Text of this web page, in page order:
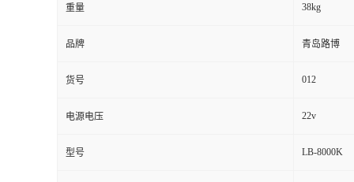
重量 38kg
品牌 青岛路博
货号 012
电源电压 22v
型号 LB-8000K